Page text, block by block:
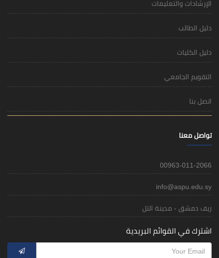
الإرشادات والتعليمات
دليل الطالب
دليل الكليات
التقويم الجامعي
اتصل بنا
تواصل معنا
00963-011-2066
info@aspu.edu.sy
ريف دمشق - مدينة التل
اشترك في القوائم البريدية